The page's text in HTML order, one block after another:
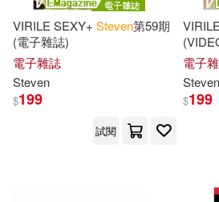
Steven L. Rankin(87)
Steven (CON)(86)
Blackwell Pub(35)
Tor Books(35) 東華(35)
Amer Mathematical Society(34)
VIRILE SEXY+ Steven第59期
(電子雜誌)
電子雜誌
Steven
$199
試閱
誌)
電子
Steven
$199